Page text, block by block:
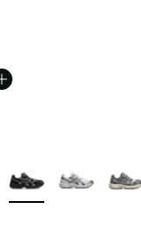
de € 189,99 à
Plus de couleurs